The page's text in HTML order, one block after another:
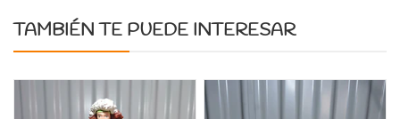
TAMBIÉN TE PUEDE INTERESAR